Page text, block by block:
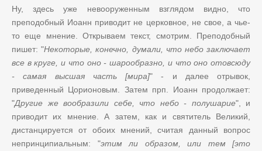
Ну, здесь уже невооруженным взглядом видно, что
преподобный Иоанн приводит не церковное, не свое, а чье-
то еще мнение. Открываем текст, смотрим. Преподобный
пишет: "Некоторые, конечно, думали, что небо заключает
все в кру­ге, и что оно - шарообразно, и что оно отовсюду
- самая выс­шая часть [мира]" - и далее отрывок,
приведенный Цорионовым. Затем прп. Иоанн продолжает:
"Другие же вообразили себе, что небо - полушарие", и
приводит их мнение. А затем, как и святитель Великий,
дистанцируется от обоих мнений, считая данный вопрос
непринципиальным: "этим ли образом, или тем [это